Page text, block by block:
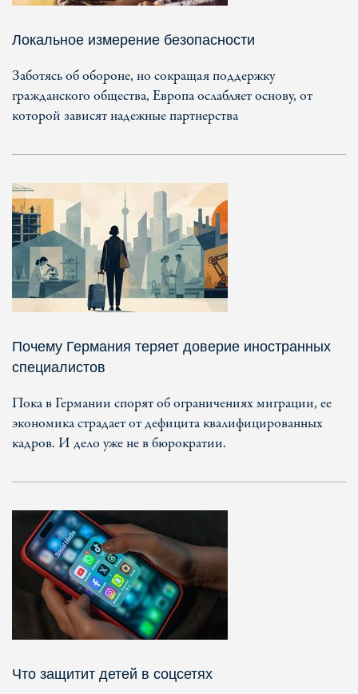
Локальное измерение безопасности
Заботясь об обороне, но сокращая поддержку
гражданского общества, Европа ослабляет основу, от
которой зависят надежные партнерства
Почему Германия теряет доверие иностранных
специалистов
Пока в Германии спорят об ограничениях миграции, ее
экономика страдает от дефицита квалифицированных
кадров. И дело уже не в бюрократии.
Что защитит детей в соцсетях